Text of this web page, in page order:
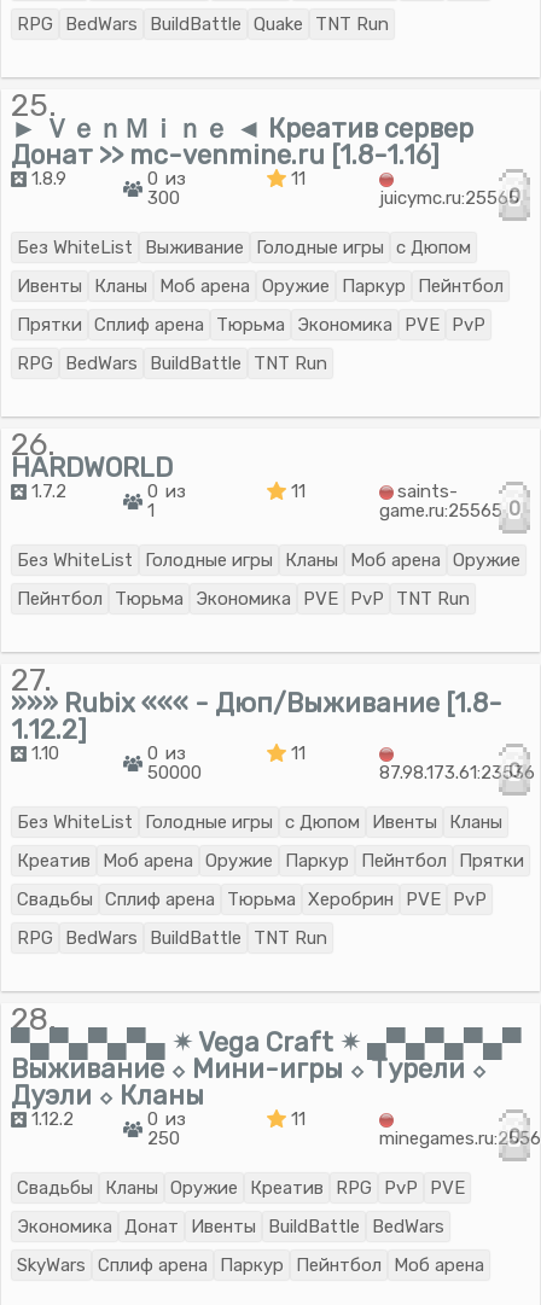
RPG BedWars BuildBattle Quake TNT Run
25.
► ＶｅｎＭｉｎｅ ◄ Креатив сервер
Донат >> mc-venmine.ru [1.8-1.16]
1.8.9
0 из
300
11
juicymc.ru:25565
0
Без WhiteList Выживание Голодные игры
с Дюпом
Ивенты
Кланы Моб арена Оружие Паркур
Пейнтбол
Прятки
Сплиф арена Тюрьма Экономика PVE
PvP
RPG
BedWars BuildBattle TNT Run
26.
HARDWORLD
1.7.2
0 из
1
11
saints-
game.ru:25565 0
Без WhiteList Голодные игры Кланы Моб арена
Оружие
Пейнтбол
Тюрьма Экономика PVE PvP TNT Run
27.
»»» Rubix ««« - Дюп/Выживание [1.8-
1.12.2]
1.10
0 из
50000
11
87.98.173.61:23536
0
Без WhiteList Голодные игры с Дюпом Ивенты
Кланы
Креатив
Моб арена Оружие Паркур Пейнтбол
Прятки
Свадьбы
Сплиф арена Тюрьма Херобрин PVE
PvP
RPG
BedWars BuildBattle TNT Run
28.
▀▄▀▄▀▄▀▄ ✴ Vega Craft ✴ ▄▀▄▀▄▀▄▀
Выживание ⬦ Мини-игры ⬦ Турели ⬦
Дуэли ⬦ Кланы
1.12.2
0 из
250
11
0
Свадьбы Кланы Оружие Креатив RPG PvP
PVE
Экономика
Донат Ивенты BuildBattle
BedWars
SkyWars
Сплиф арена Паркур Пейнтбол Моб арена